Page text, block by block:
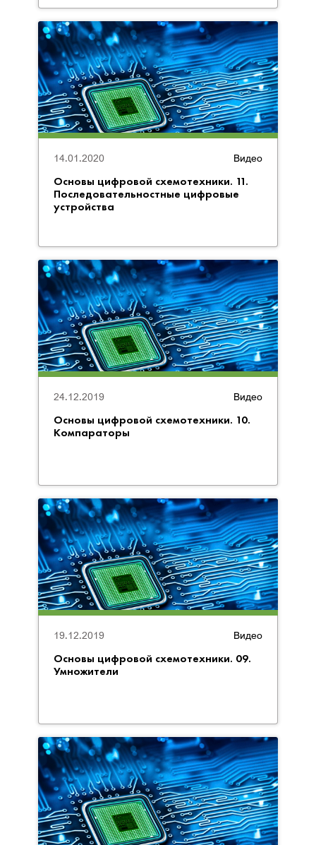
Видео
Основы цифровой схемотехники. 11.
Последовательностные цифровые
устройства
14.01.2020
Видео
Основы цифровой схемотехники. 10.
Компараторы
24.12.2019
Видео
Основы цифровой схемотехники. 09.
Умножители
19.12.2019